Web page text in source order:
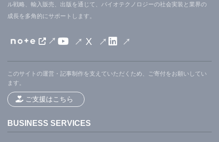
ル戦略、輸入販売、出版を通じて、バイオテクノロジーの社会実装と業界の
成長を多角的にサポートします。
X
このサイトの運営・記事制作を支えていただくため、ご寄付をお願いしてい
ます。
ご支援はこちら
BUSINESS SERVICES